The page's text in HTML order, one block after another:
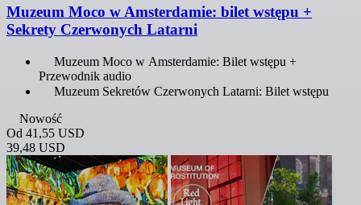
Muzeum Moco w Amsterdamie: bilet wstępu +
Sekrety Czerwonych Latarni
Muzeum Moco w Amsterdamie: Bilet wstępu +
Przewodnik audio
Muzeum Sekretów Czerwonych Latarni: Bilet wstępu
Nowość
Od 41,55 USD
39,48 USD